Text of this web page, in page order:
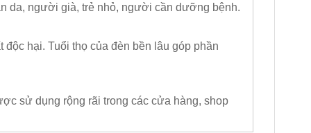
da, người già, trẻ nhỏ, người cần dưỡng bệnh.
hại. Tuổi thọ của đèn bền lâu góp phần
sử dụng rộng rãi trong các cửa hàng, shop